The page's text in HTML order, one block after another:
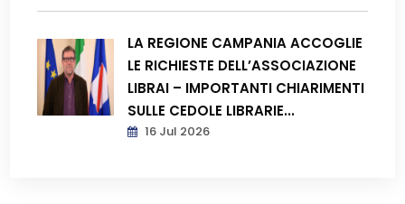
LA REGIONE CAMPANIA ACCOGLIE
LE RICHIESTE DELL’ASSOCIAZIONE
LIBRAI – IMPORTANTI CHIARIMENTI
SULLE CEDOLE LIBRARIE...
16 Jul 2026